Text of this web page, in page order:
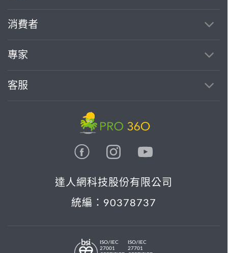
消費者
專家
客服
達人網科技股份有限公司
統編：90378737
ISO/IEC
27001
ISO/IEC
27701